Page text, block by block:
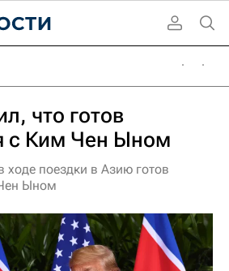
что готов
с Ким Чен Ыном
ходе поездки в Азию готов
Ыном